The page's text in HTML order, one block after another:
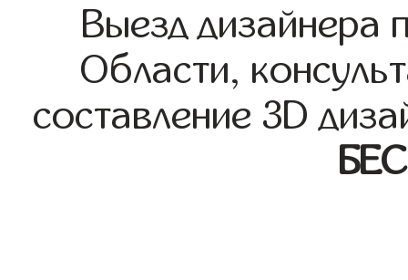
Выезд дизайнера
Области,
составление 3D